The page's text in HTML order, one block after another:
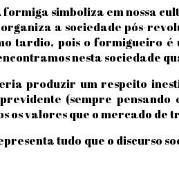
simboliza em nossa
a sociedade pós-
tardio, pois o formigueiro
nesta sociedade
produzir um respeito
(sempre
os valores que o mercado
tudo que o